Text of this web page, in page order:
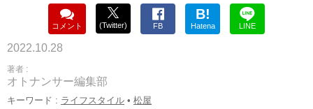
コメント (Twitter) FB
B!
Hatena LINE
2022.10.28
著者 :
オトナンサー編集部
キーワード : ライフスタイル • 松屋